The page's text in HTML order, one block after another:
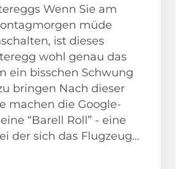
Wenn Sie am
müde
ist dieses
wohl genau das
ein bisschen Schwung
bringen Nach dieser
machen die Google-
“Barell Roll” - eine
der sich das Flugzeug...